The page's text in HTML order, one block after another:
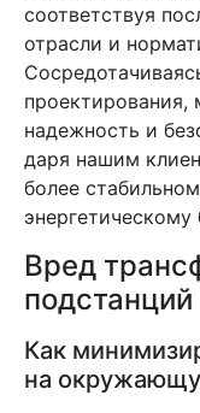
соответствуя
отрасли и
проектирования,
надежность и
даря нашим
более
Вред
Как
на